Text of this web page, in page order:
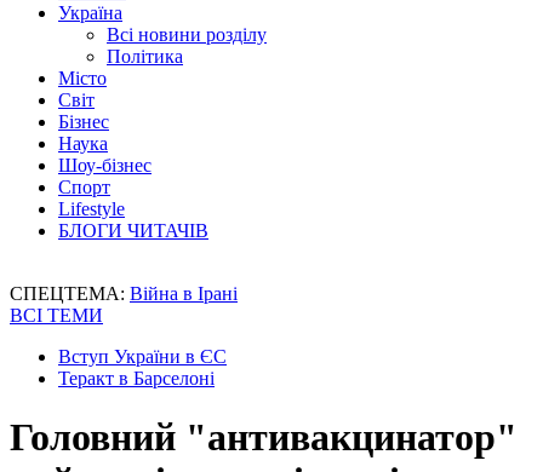
Україна
Всі новини розділу
Політика
Місто
Світ
Бізнес
Наука
Шоу-бізнес
Спорт
Lifestyle
БЛОГИ ЧИТАЧІВ
СПЕЦТЕМА: Війна в Ірані
ВСІ ТЕМИ
Вступ України в ЄС
Теракт в Барселоні
Головний "антивакцинатор"